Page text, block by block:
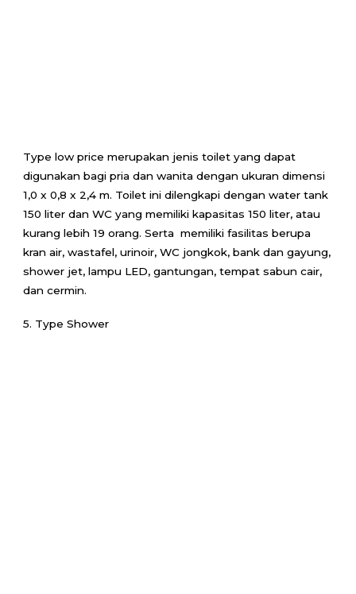
Type low price merupakan jenis toilet yang dapat
digunakan bagi pria dan wanita dengan ukuran dimensi
1,0 x 0,8 x 2,4 m. Toilet ini dilengkapi dengan water tank
150 liter dan WC yang memiliki kapasitas 150 liter, atau
kurang lebih 19 orang. Serta memiliki fasilitas berupa
kran air, wastafel, urinoir, WC jongkok, bank dan gayung,
shower jet, lampu LED, gantungan, tempat sabun cair,
dan cermin.
5. Type Shower